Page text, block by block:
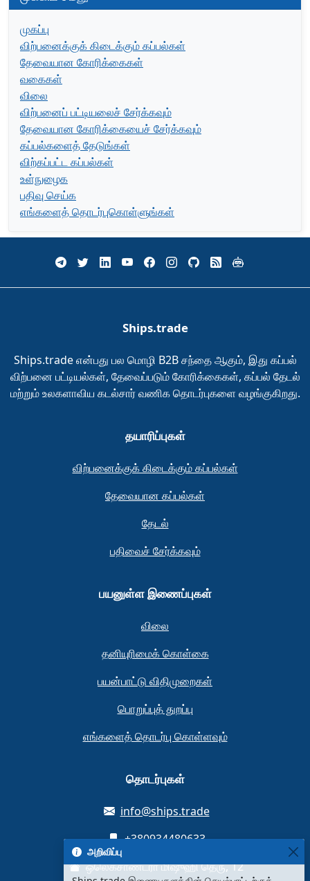
முகப்பு
விற்பனைக்குக் கிடைக்கும் கப்பல்கள்
தேவையான கோரிக்கைகள்
வகைகள்
விலை
விற்பனைப் பட்டியலைச் சேர்க்கவும்
தேவையான கோரிக்கையைச் சேர்க்கவும்
கப்பல்களைத் தேடுங்கள்
விற்கப்பட்ட கப்பல்கள்
உள்நுழைக
பதிவு செய்க
எங்களைத் தொடர்புகொள்ளுங்கள்
Ships.trade
Ships.trade என்பது பல மொழி B2B சந்தை ஆகும், இது கப்பல்
விற்பனை பட்டியல்கள், தேவைப்படும் கோரிக்கைகள், கப்பல் தேடல்
மற்றும் உலகளாவிய கடல்சார் வணிக தொடர்புகளை வழங்குகிறது.
தயாரிப்புகள்
விற்பனைக்குக் கிடைக்கும் கப்பல்கள்
தேவையான கப்பல்கள்
தேடல்
பதிவைச் சேர்க்கவும்
பயனுள்ள இணைப்புகள்
விலை
தனியுரிமைக் கொள்கை
பயன்பாட்டு விதிமுறைகள்
பொறுப்புத் துறப்பு
எங்களைத் தொடர்பு கொள்ளவும்
தொடர்புகள்
info@ships.trade
+380934480633
ஒலெக்சாண்ட்ரா மிஷுஹி தெரு, 12
அறிவிப்பு